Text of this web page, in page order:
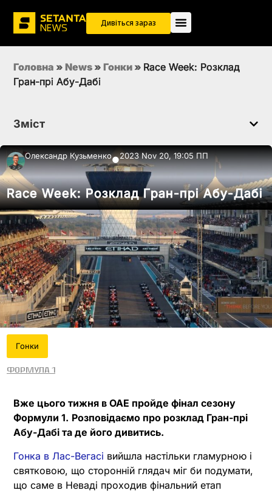
Дивіться зараз
Головна » News » Гонки » Race Week: Розклад
Гран-прі Абу-Дабі
Зміст
Олександр Кузьменко●2023 Nov 20, 19:05 ПП
Race Week: Розклад Гран-прі Абу-Дабі
Гонки
Формула 1
Вже цього тижня в ОАЕ пройде фінал сезону
Формули 1. Розповідаємо про розклад Гран-прі
Абу-Дабі та де його дивитись.
Гонка в Лас-Вегасі вийшла настільки гламурною і
святковою, що сторонній глядач міг би подумати,
що саме в Неваді проходив фінальний етап